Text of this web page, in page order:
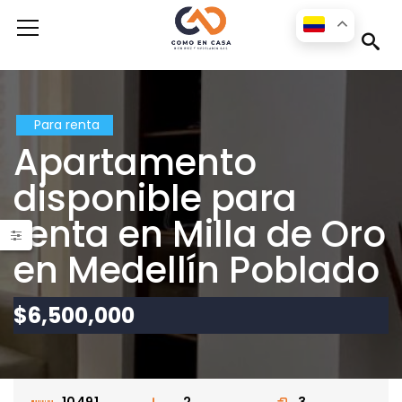
Para renta
Apartamento
disponible para
renta en Milla de Oro
en Medellín Poblado
$6,500,000
Apartamento disponible para la renta en el sector de El Tesoro en Medellín